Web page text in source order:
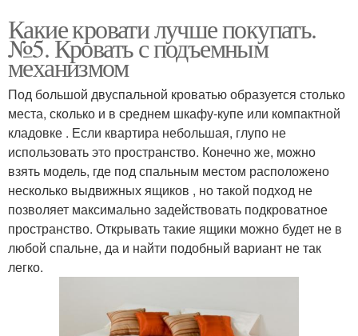
Какие кровати лучше покупать.
№5. Кровать с подъемным
механизмом
Под большой двуспальной кроватью образуется столько
места, сколько и в среднем шкафу-купе или компактной
кладовке . Если квартира небольшая, глупо не
использовать это пространство. Конечно же, можно
взять модель, где под спальным местом расположено
несколько выдвижных ящиков , но такой подход не
позволяет максимально задействовать подкроватное
пространство. Открывать такие ящики можно будет не в
любой спальне, да и найти подобный вариант не так
легко.